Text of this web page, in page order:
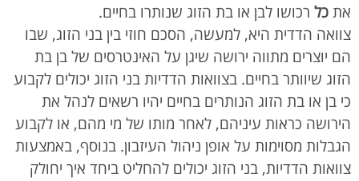
את כל רכושו לבן או בת הזוג שנותרו בחיים.
צוואה הדדית היא, למעשה, הסכם חוזי בין בני הזוג, שבו
הם יוצרים מתווה ירושה שיגן על האינטרסים של בן בת
הזוג שיוותר בחיים. בצוואות הדדיות בני הזוג יכולים לקבוע
כי בן או בת הזוג הנותרים בחיים יהיו רשאים לנהל את
הירושה כראות עיניהם, לאחר מותו של מי מהם, או לקבוע
הגבלות מסוימות על אופן ניהול העיזבון. בנוסף, באמצעות
צוואות הדדיות, בני הזוג יכולים להחליט ביחד איך יחולק